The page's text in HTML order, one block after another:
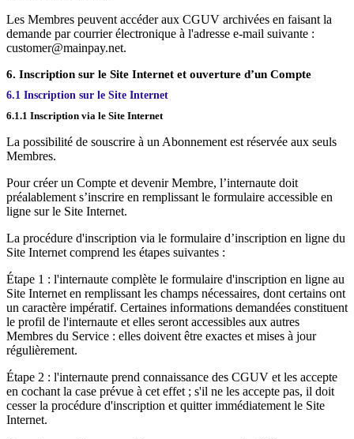
Les Membres peuvent accéder aux CGUV archivées en faisant la
demande par courrier électronique à l'adresse e-mail suivante :
customer@mainpay.net.
6. Inscription sur le Site Internet et ouverture d’un Compte
6.1 Inscription sur le Site Internet
6.1.1 Inscription via le Site Internet
La possibilité de souscrire à un Abonnement est réservée aux seuls
Membres.
Pour créer un Compte et devenir Membre, l’internaute doit
préalablement s’inscrire en remplissant le formulaire accessible en
ligne sur le Site Internet.
La procédure d'inscription via le formulaire d’inscription en ligne du
Site Internet comprend les étapes suivantes :
Étape 1 : l'internaute complète le formulaire d'inscription en ligne au
Site Internet en remplissant les champs nécessaires, dont certains ont
un caractère impératif. Certaines informations demandées constituent
le profil de l'internaute et elles seront accessibles aux autres
Membres du Service : elles doivent être exactes et mises à jour
régulièrement.
Étape 2 : l'internaute prend connaissance des CGUV et les accepte
en cochant la case prévue à cet effet ; s'il ne les accepte pas, il doit
cesser la procédure d'inscription et quitter immédiatement le Site
Internet.